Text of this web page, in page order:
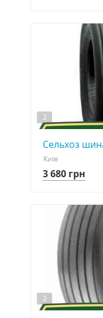
2
Сельхоз
Київ
3 680 грн
2